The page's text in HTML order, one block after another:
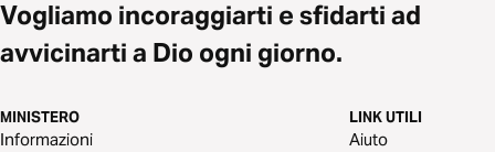
Vogliamo incoraggiarti e sfidarti ad
avvicinarti a Dio ogni giorno.
MINISTERO
Informazioni
LINK UTILI
Aiuto